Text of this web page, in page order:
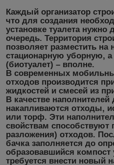
Каждый организатор
что для создания
установке туалета нужно
очередь. Территория
позволяет разместить на
стационарную уборную, а
(биотуалет) – вполне.
В современных
отходов производится
жидкостей и смесей из
В качестве
накапливаются отходы,
или торф. Эти
свойствам способствуют
разложения) отходов.
бачка заполняется до
образовавшийся компост
требуется внести новый